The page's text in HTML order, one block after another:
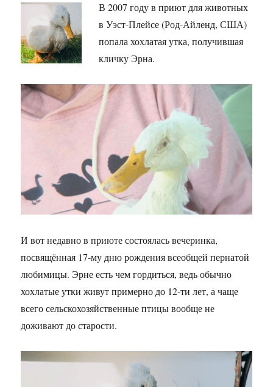
В 2007 году в приют для животных
в Уэст-Плейсе (Род-Айленд, США)
попала хохлатая утка, получившая
кличку Эрна.
И вот недавно в приюте состоялась вечеринка,
посвящённая 17-му дню рождения всеобщей пернатой
любимицы. Эрне есть чем гордиться, ведь обычно
хохлатые утки живут примерно до 12-ти лет, а чаще
всего сельскохозяйственные птицы вообще не
доживают до старости.